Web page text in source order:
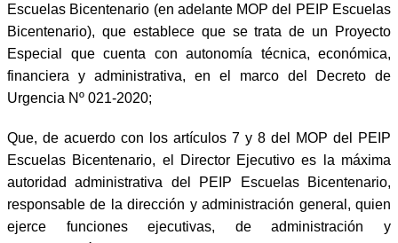
Escuelas Bicentenario (en adelante MOP del PEIP Escuelas
Bicentenario), que establece que se trata de un Proyecto
Especial que cuenta con autonomía técnica, económica,
financiera y administrativa, en el marco del Decreto de
Urgencia Nº 021-2020;
Que, de acuerdo con los artículos 7 y 8 del MOP del PEIP
Escuelas Bicentenario, el Director Ejecutivo es la máxima
autoridad administrativa del PEIP Escuelas Bicentenario,
responsable de la dirección y administración general, quien
ejerce funciones ejecutivas, de administración y